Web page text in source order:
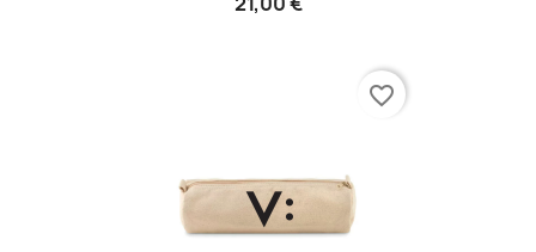
favorite_border